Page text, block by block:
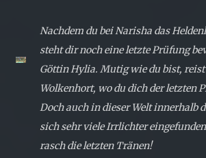
Nachdem du bei Narisha das
steht dir noch eine letzte Prüfung
Göttin Hylia. Mutig wie du bist,
Wolkenhort, wo du dich der letzten
Doch auch in dieser Welt innerhalb
sich sehr viele Irrlichter
rasch die letzten Tränen!